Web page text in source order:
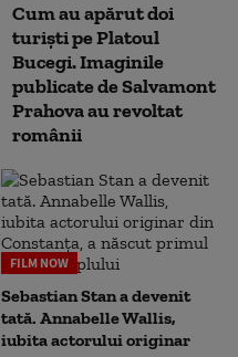
Cum au apărut doi
turiști pe Platoul
Bucegi. Imaginile
publicate de Salvamont
Prahova au revoltat
românii
FILM NOW
Sebastian Stan a devenit
tată. Annabelle Wallis,
iubita actorului originar